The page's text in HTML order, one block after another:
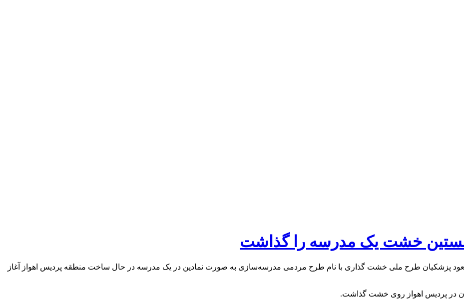
خشت یک مدرسه را گذاشت
پزشکیان طرح ملی خشت گذاری با نام طرح مردمی مدرسه‌سازی به صورت نمادین در یک مدرسه در حال ساخت منطقه پردیس اهواز آغاز
در پردیس اهواز روی خشت گذاشت.